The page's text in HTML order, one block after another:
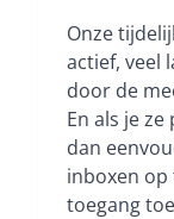
Onze
actief, veel
door de
En als je
dan
inboxen op
toegang